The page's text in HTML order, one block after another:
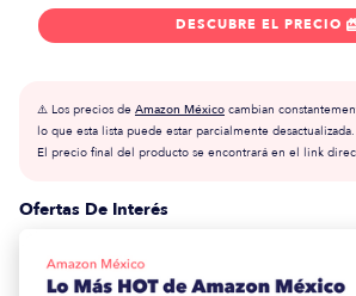
DESCUBRE EL PRECIO
⚠️ Los precios de Amazon México cambian
lo que esta lista puede estar parcialmente desactualizada.
El precio final del producto se encontrará en el link
Ofertas De Interés